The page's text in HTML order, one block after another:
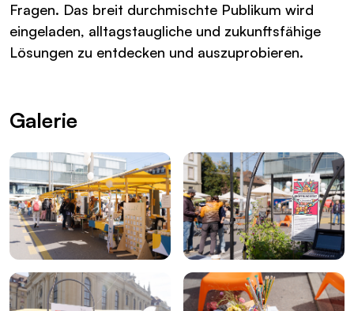
Fragen. Das breit durchmischte Publikum wird
eingeladen, alltagstaugliche und zukunftsfähige
Lösungen zu entdecken und auszuprobieren.
Galerie